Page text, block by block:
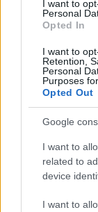
I want to
Personal
Opted In
I want to
Retention,
Personal
Purposes
Opted Out
Google
I want to
related to
device
I want to
Dr. Becsei
főigazgatója
ügyvezető
Békés Megyei
neuropátia,
melynek